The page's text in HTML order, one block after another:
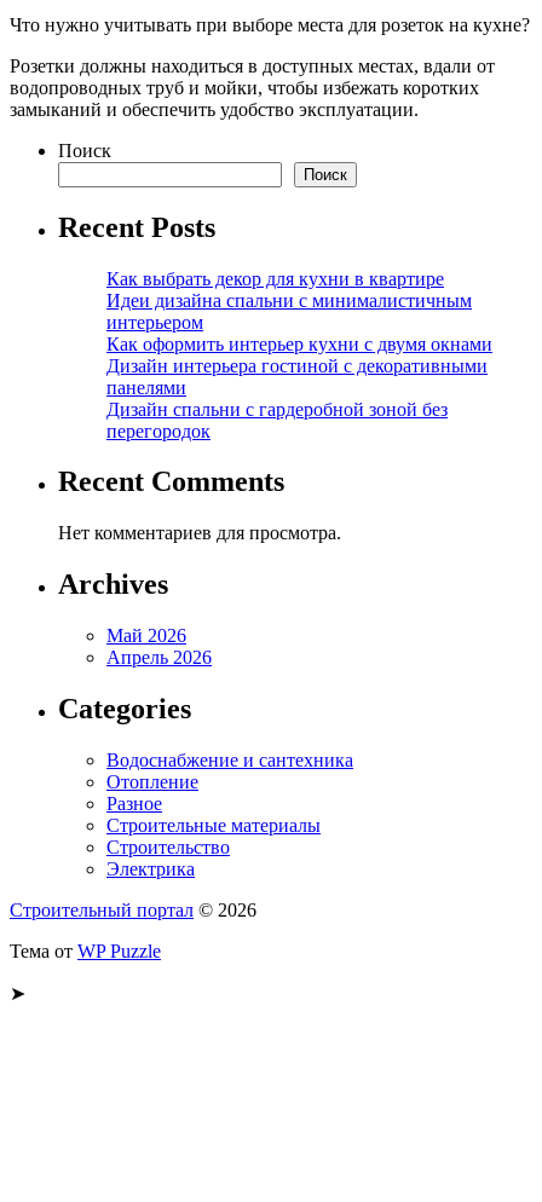
Что нужно учитывать при выборе места для розеток на кухне?
Розетки должны находиться в доступных местах, вдали от
водопроводных труб и мойки, чтобы избежать коротких
замыканий и обеспечить удобство эксплуатации.
Поиск
Поиск
Recent Posts
Как выбрать декор для кухни в квартире
Идеи дизайна спальни с минималистичным
интерьером
Как оформить интерьер кухни с двумя окнами
Дизайн интерьера гостиной с декоративными
панелями
Дизайн спальни с гардеробной зоной без
перегородок
Recent Comments
Нет комментариев для просмотра.
Archives
Май 2026
Апрель 2026
Categories
Водоснабжение и сантехника
Отопление
Разное
Строительные материалы
Строительство
Электрика
Строительный портал © 2026
Тема от WP Puzzle
➤